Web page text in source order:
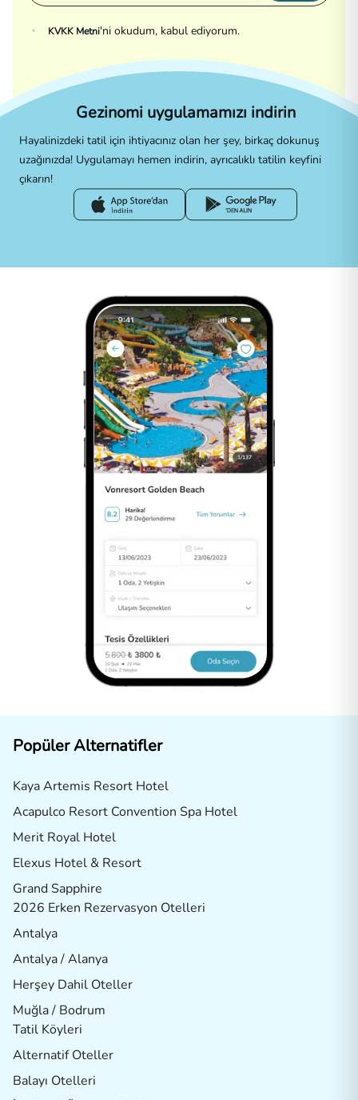
KVKK Metni'ni okudum, kabul ediyorum.
Gezinomi uygulamamızı indirin
Hayalinizdeki tatil için ihtiyacınız olan her şey, birkaç dokunuş
uzağınızda! Uygulamayı hemen indirin, ayrıcalıklı tatilin keyfini
çıkarın!
Popüler Alternatifler
Kaya Artemis Resort Hotel
Acapulco Resort Convention Spa Hotel
Merit Royal Hotel
Elexus Hotel & Resort
Grand Sapphire
2026 Erken Rezervasyon Otelleri
Antalya
Antalya / Alanya
Herşey Dahil Oteller
Muğla / Bodrum
Tatil Köyleri
Alternatif Oteller
Balayı Otelleri